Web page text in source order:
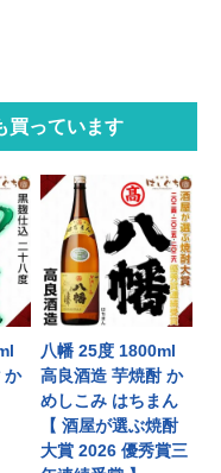
買っています
か
八幡 25度 1800ml
高良酒造 芋焼酎 か
めしこみ はちまん
【 酒屋が選ぶ焼酎
大賞 2026 優秀賞三